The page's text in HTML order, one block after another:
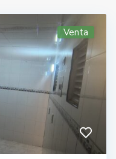
Venta